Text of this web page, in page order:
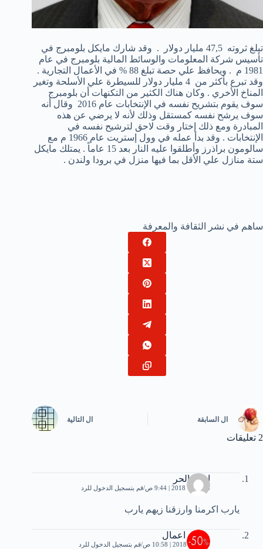
تبلغ ثروته 47,5 مليار دولار . وقد شارك مايكل بلومبرج في
تأسيس شركة المعلومات والوسائط المالية بلومبرج في عام
1981 م . ويحافظ علي حصة تبلغ 88 % في الأعمال التجارية .
وقد تبرع بأكثر من 4 مليار دولار للسيطرة علي الأسلحة وتغير
المناخ الأخري . وكان هناك الكثير من التكنهات أن بلومبرج
سوف يقوم بتشريح نفسه في الإنتخابات عام 2016 وقال أنه
سوف يرشح نفسه كمستقل وذلك لأنه لا يرضي عن هذه
المبادرة ومع ذلك إختار وقت لاحق لترشيح نفسه في
الإنتخابات . وقد بدأ عمله في وول إستريت عام 1966 م مع
سالومون براذرز وأطلقوا عليه النار بعد 15 عاماً . يمتلك مايكل
ستة منازل علي الأقل بما فيها منزل في برودا ولندن .
ساهم في نشر الثقافة والمعرفة
ال السابقة ال التالية
2 تعليقات
احمد الحر
6 فبراير، 2018 | 9:44 ص قم بتسجيل الدخول للرد
يارب اكرمنا وارزقنا زيهم يارب
مال و اعمال
30 مايو، 2018 | 10:58 ص قم بتسجيل الدخول للرد